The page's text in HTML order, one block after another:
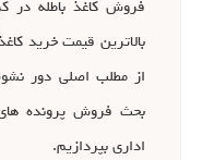
بالاترین قیمت خرید
از مطلب اصلی دور
بحث فروش پرونده های
اداری بپردازیم.